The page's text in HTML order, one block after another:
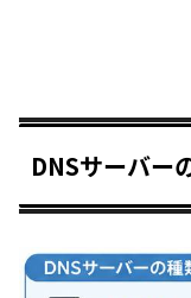
DNSサーバー